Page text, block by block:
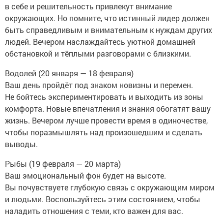
в себе и решительность привлекут внимание
окружающих. Но помните, что истинный лидер должен
быть справедливым и внимательным к нуждам других
людей. Вечером наслаждайтесь уютной домашней
обстановкой и тёплыми разговорами с близкими.
Водолей (20 января — 18 февраля)
Ваш день пройдёт под знаком новизны и перемен.
Не бойтесь экспериментировать и выходить из зоны
комфорта. Новые впечатления и знания обогатят вашу
жизнь. Вечером лучше провести время в одиночестве,
чтобы поразмышлять над произошедшим и сделать
выводы.
Рыбы (19 февраля — 20 марта)
Ваш эмоциональный фон будет на высоте.
Вы почувствуете глубокую связь с окружающим миром
и людьми. Воспользуйтесь этим состоянием, чтобы
наладить отношения с теми, кто важен для вас.